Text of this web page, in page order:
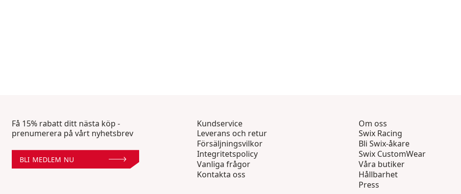
Få 15% rabatt ditt nästa köp -
prenumerera på vårt nyhetsbrev
BLI MEDLEM NU
Kundservice
Leverans och retur
Försäljningsvilkor
Integritetspolicy
Vanliga frågor
Kontakta oss
Om oss
Swix Racing
Bli Swix-åkare
Swix CustomWear
Våra butiker
Hållbarhet
Press